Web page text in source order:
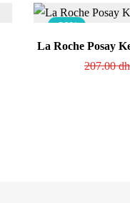
-36%
La Roche Posay
207.00dh